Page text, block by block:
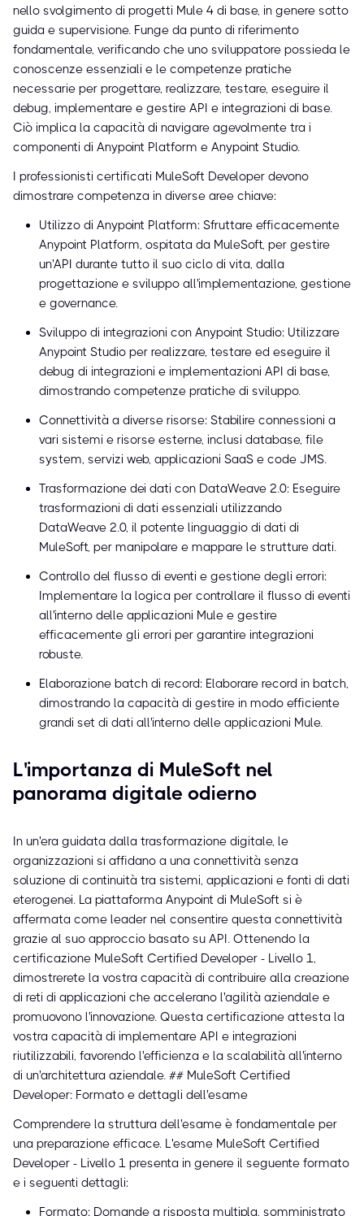
nello svolgimento di progetti Mule 4 di base, in genere sotto
guida e supervisione. Funge da punto di riferimento
fondamentale, verificando che uno sviluppatore possieda le
conoscenze essenziali e le competenze pratiche
necessarie per progettare, realizzare, testare, eseguire il
debug, implementare e gestire API e integrazioni di base.
Ciò implica la capacità di navigare agevolmente tra i
componenti di Anypoint Platform e Anypoint Studio.
I professionisti certificati MuleSoft Developer devono
dimostrare competenza in diverse aree chiave:
Utilizzo di Anypoint Platform: Sfruttare efficacemente
Anypoint Platform, ospitata da MuleSoft, per gestire
un'API durante tutto il suo ciclo di vita, dalla
progettazione e sviluppo all'implementazione, gestione
e governance.
Sviluppo di integrazioni con Anypoint Studio: Utilizzare
Anypoint Studio per realizzare, testare ed eseguire il
debug di integrazioni e implementazioni API di base,
dimostrando competenze pratiche di sviluppo.
Connettività a diverse risorse: Stabilire connessioni a
vari sistemi e risorse esterne, inclusi database, file
system, servizi web, applicazioni SaaS e code JMS.
Trasformazione dei dati con DataWeave 2.0: Eseguire
trasformazioni di dati essenziali utilizzando
DataWeave 2.0, il potente linguaggio di dati di
MuleSoft, per manipolare e mappare le strutture dati.
Controllo del flusso di eventi e gestione degli errori:
Implementare la logica per controllare il flusso di eventi
all'interno delle applicazioni Mule e gestire
efficacemente gli errori per garantire integrazioni
robuste.
Elaborazione batch di record: Elaborare record in batch,
dimostrando la capacità di gestire in modo efficiente
grandi set di dati all'interno delle applicazioni Mule.
L'importanza di MuleSoft nel
panorama digitale odierno
In un'era guidata dalla trasformazione digitale, le
organizzazioni si affidano a una connettività senza
soluzione di continuità tra sistemi, applicazioni e fonti di dati
eterogenei. La piattaforma Anypoint di MuleSoft si è
affermata come leader nel consentire questa connettività
grazie al suo approccio basato su API. Ottenendo la
certificazione MuleSoft Certified Developer - Livello 1,
dimostrerete la vostra capacità di contribuire alla creazione
di reti di applicazioni che accelerano l'agilità aziendale e
promuovono l'innovazione. Questa certificazione attesta la
vostra capacità di implementare API e integrazioni
riutilizzabili, favorendo l'efficienza e la scalabilità all'interno
di un'architettura aziendale. ## MuleSoft Certified
Developer: Formato e dettagli dell'esame
Comprendere la struttura dell'esame è fondamentale per
una preparazione efficace. L'esame MuleSoft Certified
Developer - Livello 1 presenta in genere il seguente formato
e i seguenti dettagli:
Formato: Domande a risposta multipla, somministrato